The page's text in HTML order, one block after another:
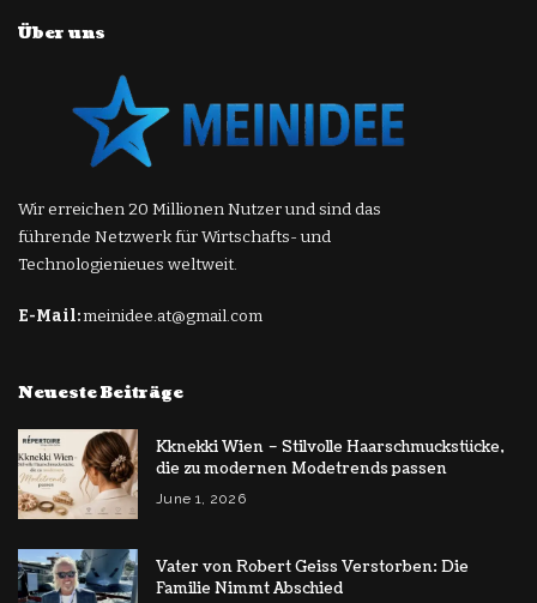
Über uns
Wir erreichen 20 Millionen Nutzer und sind das
führende Netzwerk für Wirtschafts- und
Technologienieues weltweit.
E-Mail:meinidee.at@gmail.com
Neueste Beiträge
Kknekki Wien – Stilvolle Haarschmuckstücke,
die zu modernen Modetrends passen
June 1, 2026
Vater von Robert Geiss Verstorben: Die
Familie Nimmt Abschied